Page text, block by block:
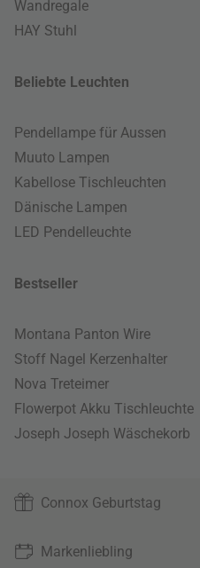
Wandregale
HAY Stuhl
Beliebte Leuchten
Pendellampe für Aussen
Muuto Lampen
Kabellose Tischleuchten
Dänische Lampen
LED Pendelleuchte
Bestseller
Montana Panton Wire
Stoff Nagel Kerzenhalter
Nova Treteimer
Flowerpot Akku Tischleuchte
Joseph Joseph Wäschekorb
Connox Geburtstag
Markenliebling